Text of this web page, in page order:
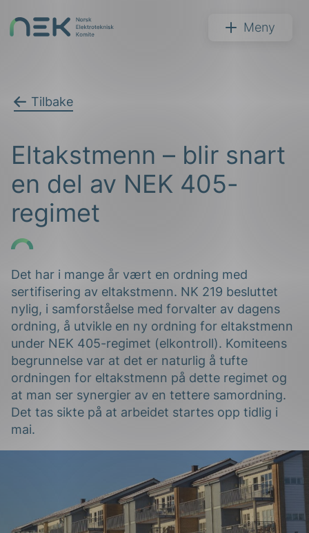
NEK Meny
Tilbake
Eltakstmenn – blir snart
en del av NEK 405-
regimet
Det har i mange år vært en ordning med
sertifisering av eltakstmenn. NK 219 besluttet
nylig, i samforståelse med forvalter av dagens
ordning, å utvikle en ny ordning for eltakstmenn
under NEK 405-regimet (elkontroll). Komiteens
begrunnelse var at det er naturlig å tufte
ordningen for eltakstmenn på dette regimet og
at man ser synergier av en tettere samordning.
Det tas sikte på at arbeidet startes opp tidlig i
mai.